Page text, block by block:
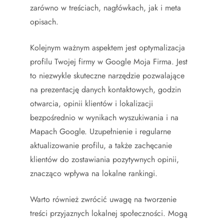
zarówno w treściach, nagłówkach, jak i meta
opisach.
Kolejnym ważnym aspektem jest optymalizacja
profilu Twojej firmy w Google Moja Firma. Jest
to niezwykle skuteczne narzędzie pozwalające
na prezentację danych kontaktowych, godzin
otwarcia, opinii klientów i lokalizacji
bezpośrednio w wynikach wyszukiwania i na
Mapach Google. Uzupełnienie i regularne
aktualizowanie profilu, a także zachęcanie
klientów do zostawiania pozytywnych opinii,
znacząco wpływa na lokalne rankingi.
Warto również zwrócić uwagę na tworzenie
treści przyjaznych lokalnej społeczności. Mogą